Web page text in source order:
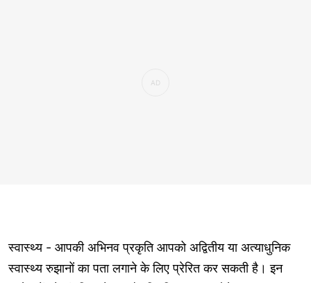
स्वास्थ्य - आपकी अभिनव प्रकृति आपको अद्वितीय या अत्याधुनिक
स्वास्थ्य रुझानों का पता लगाने के लिए प्रेरित कर सकती है। इन